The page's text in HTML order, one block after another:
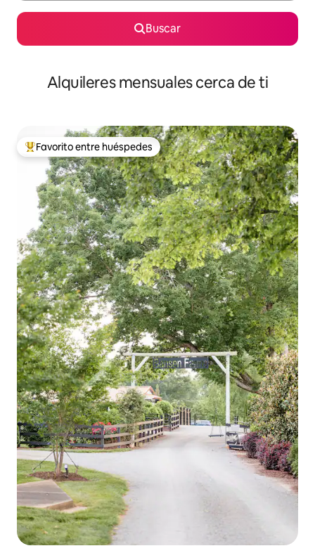
Buscar
Alquileres mensuales cerca de ti
Favorito entre huéspedes preferido
Favorito entre huéspedes